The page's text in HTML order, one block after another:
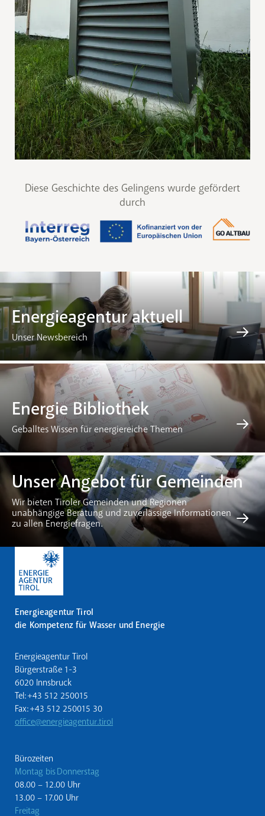
Diese Geschichte des Gelingens wurde gefördert
durch
Energieagentur aktuell
Unser Newsbereich
Energie Bibliothek
Geballtes Wissen für energiereiche Themen
Unser Angebot für Gemeinden
Wir bieten Tiroler Gemeinden und Regionen
unabhängige Beratung und zuverlässige Informationen
zu allen Energiefragen.
Energieagentur Tirol
die Kompetenz für Wasser und Energie
Energieagentur Tirol
Bürgerstraße 1-3
6020 Innsbruck
Tel: +43 512 250015
Fax: +43 512 250015 30
office@energieagentur.tirol
Bürozeiten
Montag bis Donnerstag
08.00 – 12.00 Uhr
13.00 – 17.00 Uhr
Freitag